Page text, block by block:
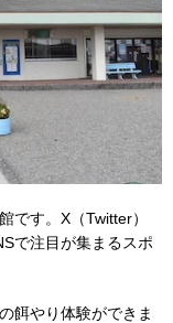
です。X（Twitter）
で注目が集まるスポ
餌やり体験ができま